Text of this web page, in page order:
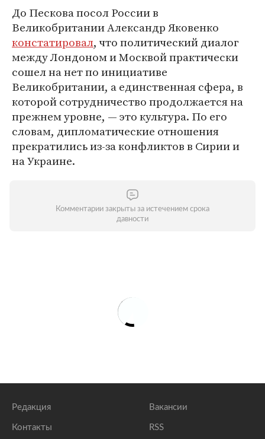
До Пескова посол России в
Великобритании Александр Яковенко
констатировал, что политический диалог
между Лондоном и Москвой практически
сошел на нет по инициативе
Великобритании, а единственная сфера, в
которой сотрудничество продолжается на
прежнем уровне, — это культура. По его
словам, дипломатические отношения
прекратились из-за конфликтов в Сирии и
на Украине.
Комментарии закрыты за истечением срока
давности
Редакция
Контакты
Вакансии
RSS